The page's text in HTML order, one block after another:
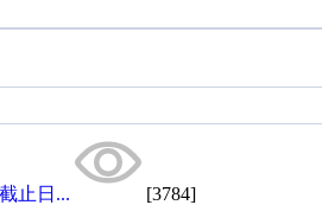
止日... [3784]